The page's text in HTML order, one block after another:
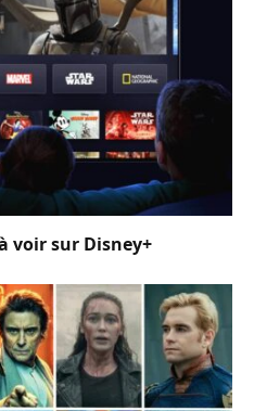
voir sur Disney+